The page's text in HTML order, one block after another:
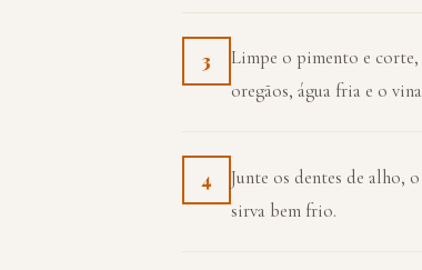
3
Limpe o pimento e corte,
oregãos, água fria e o
4
Junte os dentes de alho,
sirva bem frio.